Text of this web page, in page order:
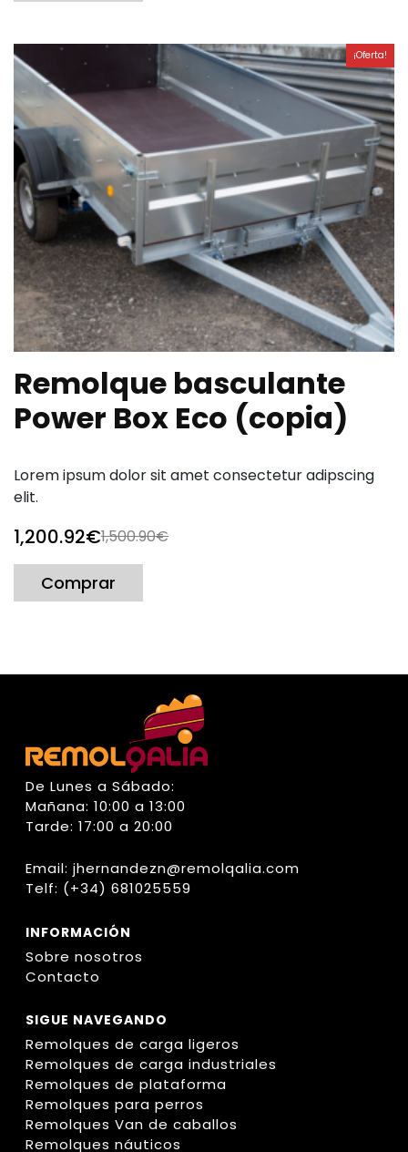
¡Oferta!
Remolque basculante
Power Box Eco (copia)
Lorem ipsum dolor sit amet consectetur adipscing
elit.
1,500.90€
1,200.92€
Comprar
De Lunes a Sábado:
Mañana: 10:00 a 13:00
Tarde: 17:00 a 20:00
Email: jhernandezn@remolqalia.com
Telf: (+34) 681025559
INFORMACIÓN
Sobre nosotros
Contacto
SIGUE NAVEGANDO
Remolques de carga ligeros
Remolques de carga industriales
Remolques de plataforma
Remolques para perros
Remolques Van de caballos
Remolques náuticos